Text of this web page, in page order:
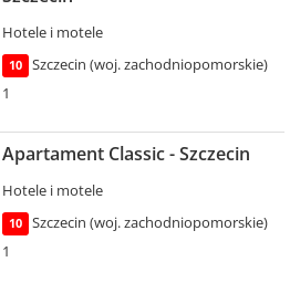
Hotele i motele
10
Szczecin (woj. zachodniopomorskie)
1
Apartament Classic - Szczecin
Hotele i motele
10
Szczecin (woj. zachodniopomorskie)
1